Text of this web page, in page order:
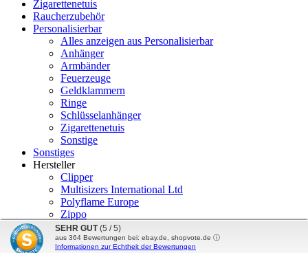
Zigarettenetuis
Raucherzubehör
Personalisierbar
Alles anzeigen aus Personalisierbar
Anhänger
Armbänder
Feuerzeuge
Geldklammern
Ringe
Schlüsselanhänger
Zigarettenetuis
Sonstige
Sonstiges
Hersteller
Clipper
Multisizers International Ltd
Polyflame Europe
Zippo
DeltaDesign24
modified eCommerce Shopsoftware © 2009-2026
SEHR GUT (5 / 5)
aus 364 Bewertungen bei: ebay.de, shopvote.de ⓘ
Informationen zur Echtheit der Bewertungen